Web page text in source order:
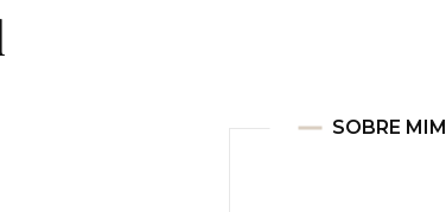
SOBRE MIM